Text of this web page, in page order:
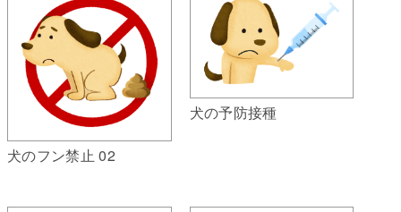
犬のフン禁止 02
犬の予防接種